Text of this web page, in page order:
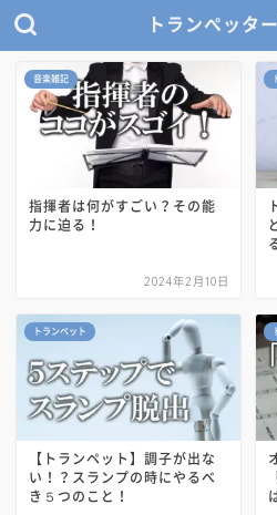
トランぺッタ
音楽雑記
指揮者は何がすごい？その能
力に迫る！
2024年2月10日
トランペット
【トランペット】調子が出な
い！？スランプの時にやるべ
き５つのこと！